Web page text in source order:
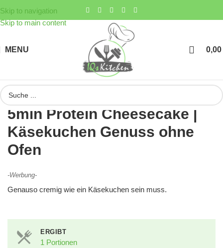
Skip to navigation
Skip to main content
MENU 0,00
5min Protein Cheesecake |
Käsekuchen Genuss ohne
Ofen
-Werbung-
Genauso cremig wie ein Käsekuchen sein muss.
ERGIBT
1 Portionen